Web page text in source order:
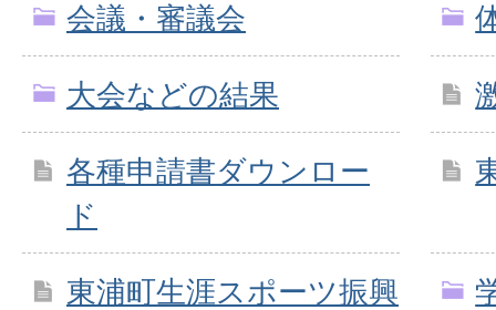
会議・審議会
大会などの結果
各種申請書ダウンロー
ド
東浦町生涯スポーツ振興